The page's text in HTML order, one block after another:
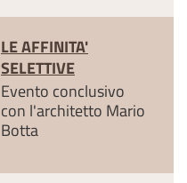
LE AFFINITA'
SELETTIVE
Evento conclusivo
con l'architetto Mario
Botta